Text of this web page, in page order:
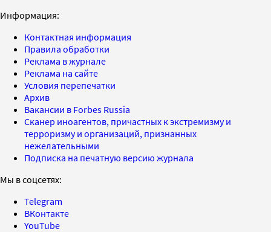
Информация:
Контактная информация
Правила обработки
Реклама в журнале
Реклама на сайте
Условия перепечатки
Архив
Вакансии в Forbes Russia
Сканер иноагентов, причастных к экстремизму и
терроризму и организаций, признанных
нежелательными
Подписка на печатную версию журнала
Мы в соцсетях:
Telegram
ВКонтакте
YouTube